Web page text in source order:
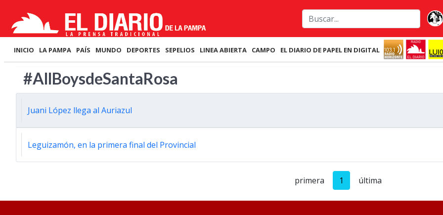
INICIO LA PAMPA PAÍS MUNDO DEPORTES SEPELIOS LINEA ABIERTA CAMPO EL DIARIO DE PAPEL EN DIGITAL
#AllBoysdeSantaRosa
Juani López llega al Auriazul
Leguizamón, en la primera final del Provincial
primera 1 última